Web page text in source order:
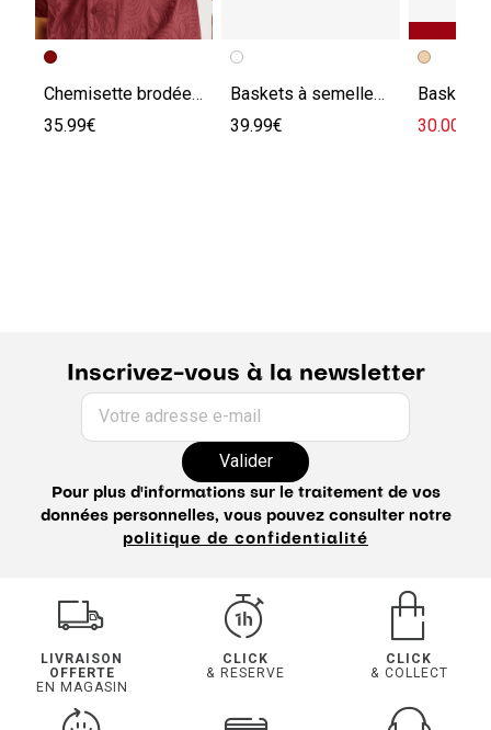
Chemisette brodée regular
35.99€
Baskets à semelles épaisses
39.99€
30.00€
Inscrivez-vous à la newsletter
Votre adresse e-mail
Valider
Pour plus d'informations sur le traitement de vos
données personnelles, vous pouvez consulter notre
politique de confidentialité
LIVRAISON
OFFERTE
EN MAGASIN
CLICK
& RESERVE
CLICK
& COLLECT